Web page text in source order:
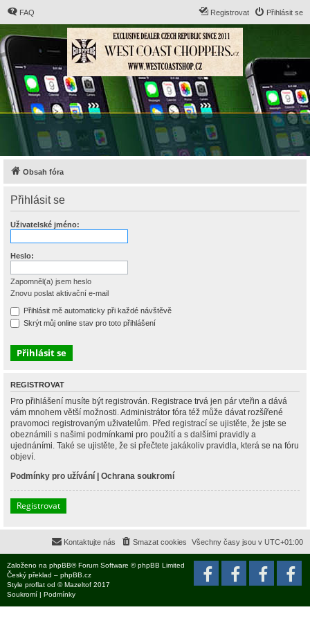
FAQ Přihlásit se
Registrovat
Obsah fóra
Přihlásit se
Uživatelské jméno:
Heslo:
Zapomněl(a) jsem heslo
Znovu poslat aktivační e-mail
Přihlásit mě automaticky při každé návštěvě
Skrýt můj online stav pro toto přihlášení
REGISTROVAT
Pro přihlášení musíte být registrován. Registrace trvá jen pár vteřin a dává
vám mnohem větší možnosti. Administrátor fóra též může dávat rozšířené
pravomoci registrovaným uživatelům. Před registrací se ujistěte, že jste se
obeznámili s našimi podmínkami pro použití a s dalšími pravidly a
ujednáními. Také se ujistěte, že si přečtete jakákoliv pravidla, která se na fóru
objeví.
Podmínky pro užívání | Ochrana soukromí
Registrovat
Všechny časy jsou v UTC+01:00
Smazat cookies
Kontaktujte nás
Založeno na phpBB® Forum Software © phpBB Limited
Český překlad – phpBB.cz
Style proflat od ©Mazeltof 2017
Soukromí | Podmínky